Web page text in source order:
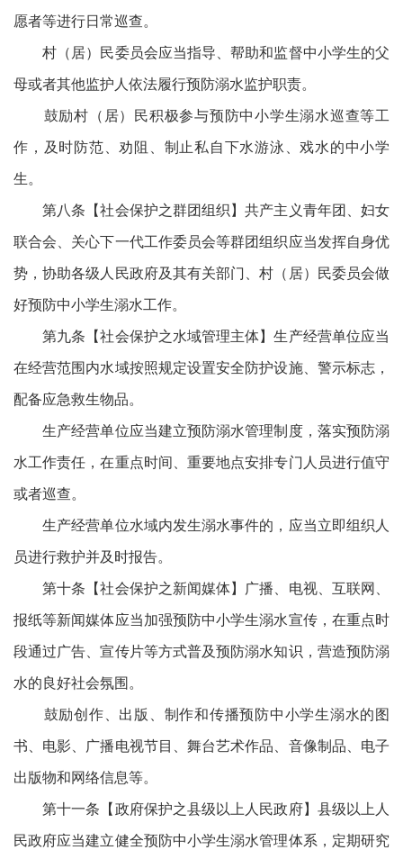
愿者等进行日常巡查。
村（居）民委员会应当指导、帮助和监督中小学生的父
母或者其他监护人依法履行预防溺水监护职责。
鼓励村（居）民积极参与预防中小学生溺水巡查等工
作，及时防范、劝阻、制止私自下水游泳、戏水的中小学
生。
第八条【社会保护之群团组织】共产主义青年团、妇女
联合会、关心下一代工作委员会等群团组织应当发挥自身优
势，协助各级人民政府及其有关部门、村（居）民委员会做
好预防中小学生溺水工作。
第九条【社会保护之水域管理主体】生产经营单位应当
在经营范围内水域按照规定设置安全防护设施、警示标志，
配备应急救生物品。
生产经营单位应当建立预防溺水管理制度，落实预防溺
水工作责任，在重点时间、重要地点安排专门人员进行值守
或者巡查。
生产经营单位水域内发生溺水事件的，应当立即组织人
员进行救护并及时报告。
第十条【社会保护之新闻媒体】广播、电视、互联网、
报纸等新闻媒体应当加强预防中小学生溺水宣传，在重点时
段通过广告、宣传片等方式普及预防溺水知识，营造预防溺
水的良好社会氛围。
鼓励创作、出版、制作和传播预防中小学生溺水的图
书、电影、广播电视节目、舞台艺术作品、音像制品、电子
出版物和网络信息等。
第十一条【政府保护之县级以上人民政府】县级以上人
民政府应当建立健全预防中小学生溺水管理体系，定期研究